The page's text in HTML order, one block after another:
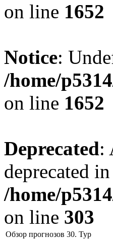
on line 1652
Notice:
/home/
on line 1652
Deprecated:
deprecated in
/home/
on line 303
Обзор прогнозов 30. Тур